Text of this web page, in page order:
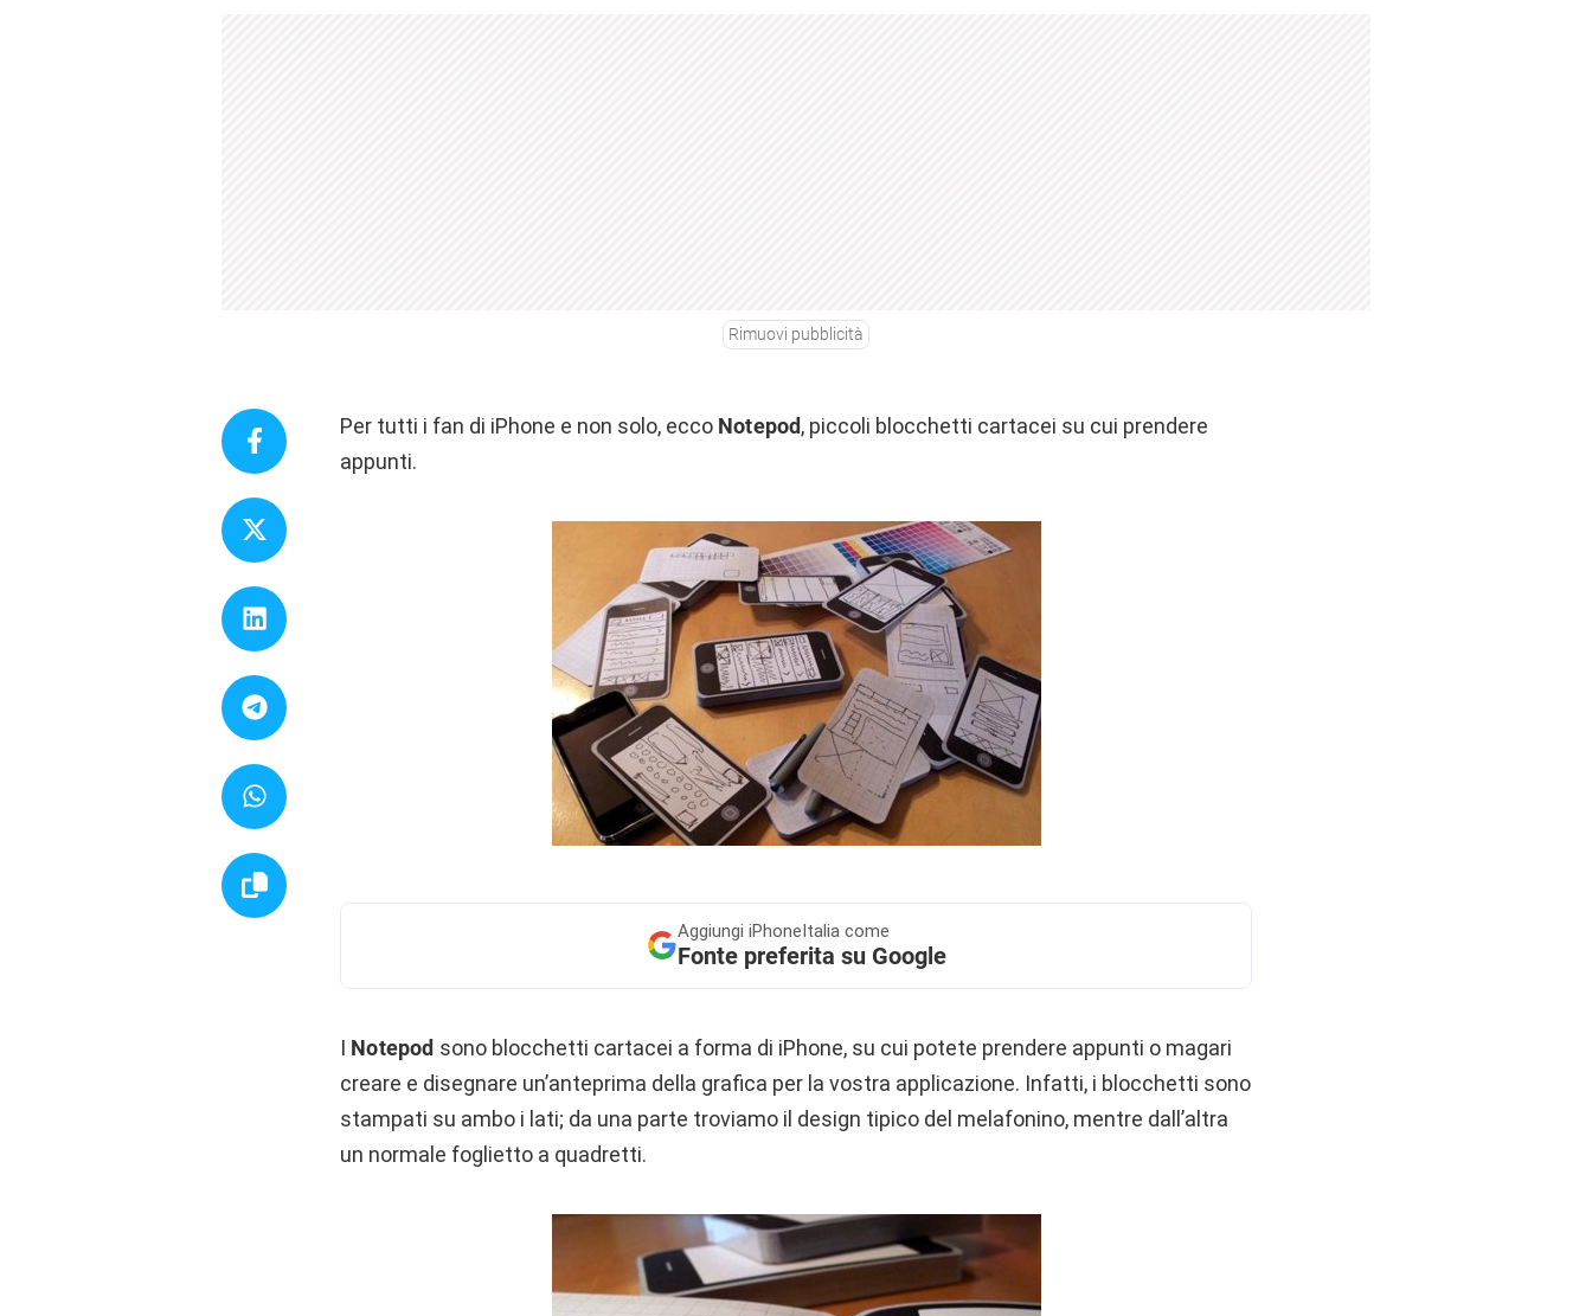
Rimuovi pubblicità
Per tutti i fan di iPhone e non solo, ecco Notepod, piccoli blocchetti cartacei su cui prendere
appunti.
Aggiungi iPhoneItalia come
Fonte preferita su Google
I Notepod sono blocchetti cartacei a forma di iPhone, su cui potete prendere appunti o magari
creare e disegnare un’anteprima della grafica per la vostra applicazione. Infatti, i blocchetti sono
stampati su ambo i lati; da una parte troviamo il design tipico del melafonino, mentre dall’altra
un normale foglietto a quadretti.